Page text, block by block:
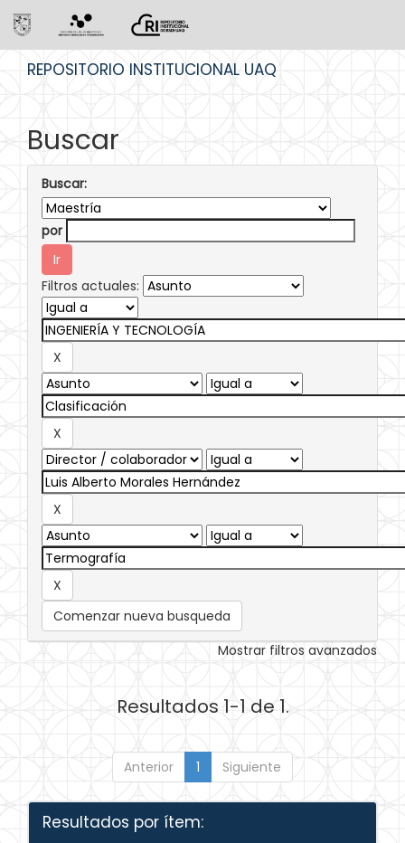
REPOSITORIO INSTITUCIONAL UAQ
Buscar
Buscar:
por
Filtros actuales:
Comenzar nueva busqueda
Mostrar filtros avanzados
Resultados 1-1 de 1.
Anterior 1 Siguiente
Resultados por ítem: